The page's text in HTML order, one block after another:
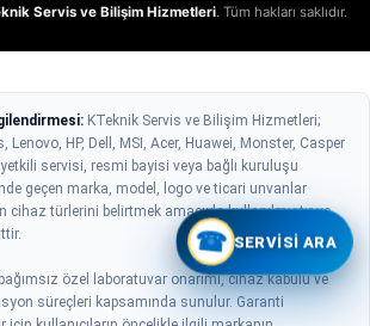
Servis ve Bilişim Hizmetleri. Tüm hakları saklıdır.
☎ SERVISI ARA
KTeknik Servis ve Bilişim Hizmetleri;
Lenovo, HP, Dell, MSI, Acer, Huawei, Monster, Casper
servisi, resmi bayisi veya bağlı kuruluşu
geçen marka, model, logo ve ticari unvanlar
cihaz türlerini belirtmek amacıyla kullanılmıştır ve
özel laboratuvar onarımı, cihaz kabulü ve
süreçleri kapsamında sunulur. Garanti